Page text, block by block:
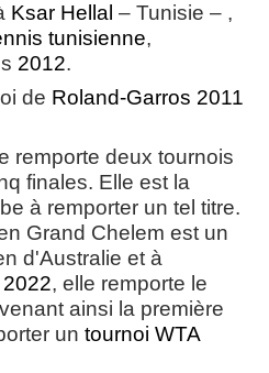
Ksar Hellal – Tunisie – ,
tunisienne,
2012.
de Roland-Garros 2011
remporte deux tournois
finales. Elle est la
à remporter un tel titre.
Grand Chelem est un
d'Australie et à
2022, elle remporte le
ainsi la première
un tournoi WTA